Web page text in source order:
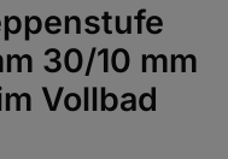
30/10 mm
Vollbad